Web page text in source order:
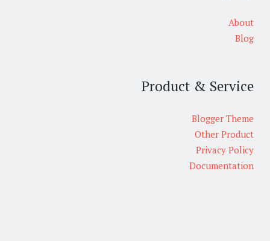
About
Blog
Product & Service
Blogger Theme
Other Product
Privacy Policy
Documentation